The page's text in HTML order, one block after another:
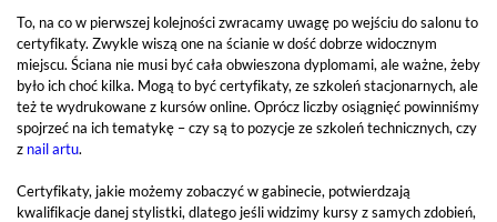
To, na co w pierwszej kolejności zwracamy uwagę po wejściu do salonu to
certyfikaty. Zwykle wiszą one na ścianie w dość dobrze widocznym
miejscu. Ściana nie musi być cała obwieszona dyplomami, ale ważne, żeby
było ich choć kilka. Mogą to być certyfikaty, ze szkoleń stacjonarnych, ale
też te wydrukowane z kursów online. Oprócz liczby osiągnięć powinniśmy
spojrzeć na ich tematykę – czy są to pozycje ze szkoleń technicznych, czy
z nail artu.
Certyfikaty, jakie możemy zobaczyć w gabinecie, potwierdzają
kwalifikacje danej stylistki, dlatego jeśli widzimy kursy z samych zdobień,